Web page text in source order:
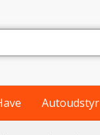
Autoudstyr